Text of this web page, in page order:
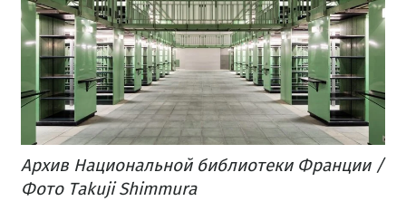
Архив Национальной библиотеки Франции /
Фото Takuji Shimmura